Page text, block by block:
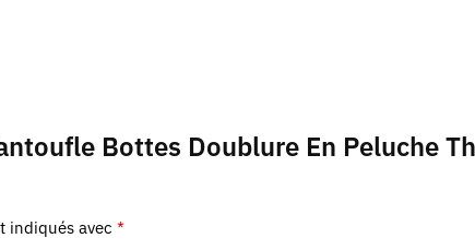
Bottes Doublure En Peluche
indiqués avec *